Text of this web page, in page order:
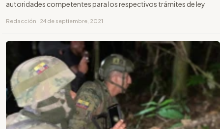
autoridades competentes para los respectivos trámites de ley
Redacción · 24 de septiembre, 2021